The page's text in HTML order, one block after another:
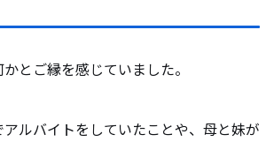
とご縁を感じていました。
ルバイトをしていたことや、母と妹が